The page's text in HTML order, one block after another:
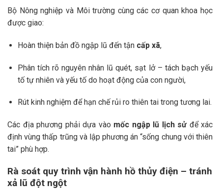
Bộ Nông nghiệp và Môi trường cùng các cơ quan khoa học
được giao:
Hoàn thiện bản đồ ngập lũ đến tận cấp xã,
Phân tích rõ nguyên nhân lũ quét, sạt lở – tách bạch yếu
tố tự nhiên và yếu tố do hoạt động của con người,
Rút kinh nghiệm để hạn chế rủi ro thiên tai trong tương lai.
Các địa phương phải dựa vào mốc ngập lũ lịch sửđể xác
định vùng thấp trũng và lập phương án “sống chung với thiên
tai” phù hợp.
Rà soát quy trình vận hành hồ thủy điện – tránh
xả lũ đột ngột